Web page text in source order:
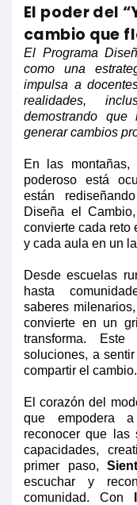
El poder del
cambio que
El Programa
como una
impulsa a
realidades,
demostrando
generar cambios
En las
poderoso está
están
Diseña el
convierte cada reto
y cada aula en un
Desde escuelas
hasta
saberes
convierte en un
transforma. Este
soluciones, a
compartir el cambio.
El corazón del
que empodera
reconocer que las
capacidades,
primer paso,
escuchar y
comunidad. Con